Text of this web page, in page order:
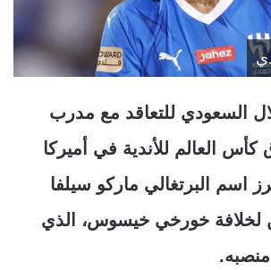
السعودي للتعاقد مع مدرب
كأس العالم للأندية في أميركا
اسم البرتغالي ماركو سيلفا
لخلافة خورخي خيسوس، الذي